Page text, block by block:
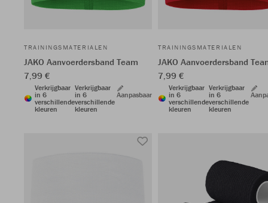
TRAININGSMATERIALEN
JAKO Aanvoerdersband Team
7,99 €
Verkrijgbaar
in 6
verschillende
kleuren
Verkrijgbaar
in 6
verschillende
kleuren
Aanpasbaar
TRAININGSMATERIALEN
JAKO Aanvoerdersband
7,99 €
Verkrijgbaar
in 6
verschillende
kleuren
Verkrijgbaar
in 6
verschillende
kleuren